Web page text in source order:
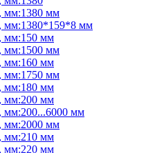
мм:1380 мм
мм:1380*159*8 мм
мм:150 мм
мм:1500 мм
мм:160 мм
мм:1750 мм
мм:180 мм
мм:200 мм
мм:200...6000 мм
мм:2000 мм
мм:210 мм
мм:220 мм